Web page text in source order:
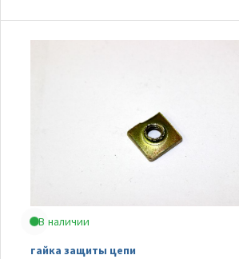
В наличии
гайка защиты цепи